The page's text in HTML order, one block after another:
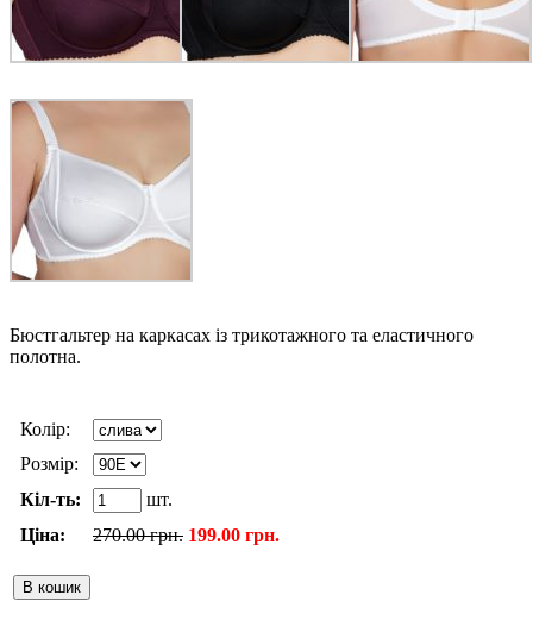
Бюстгальтер на каркасах із трикотажного та еластичного
полотна.
Колір:
Розмір:
Кіл-ть:
шт.
Ціна:
270.00 грн. 199.00 грн.